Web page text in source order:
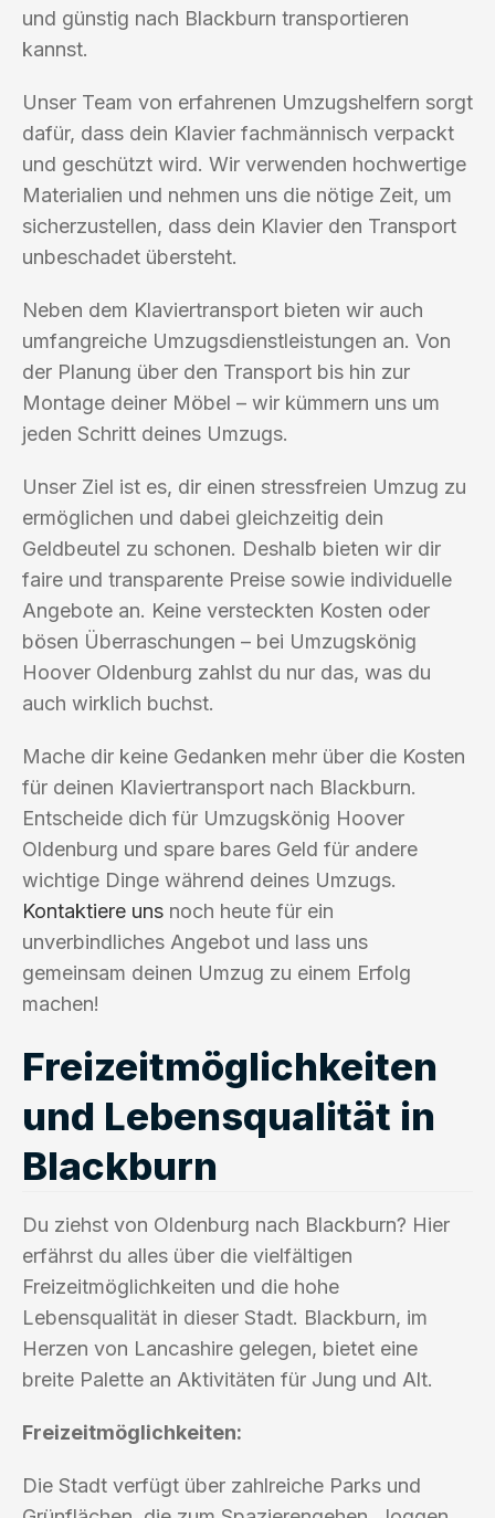
und günstig nach Blackburn transportieren
kannst.
Unser Team von erfahrenen Umzugshelfern sorgt
dafür, dass dein Klavier fachmännisch verpackt
und geschützt wird. Wir verwenden hochwertige
Materialien und nehmen uns die nötige Zeit, um
sicherzustellen, dass dein Klavier den Transport
unbeschadet übersteht.
Neben dem Klaviertransport bieten wir auch
umfangreiche Umzugsdienstleistungen an. Von
der Planung über den Transport bis hin zur
Montage deiner Möbel – wir kümmern uns um
jeden Schritt deines Umzugs.
Unser Ziel ist es, dir einen stressfreien Umzug zu
ermöglichen und dabei gleichzeitig dein
Geldbeutel zu schonen. Deshalb bieten wir dir
faire und transparente Preise sowie individuelle
Angebote an. Keine versteckten Kosten oder
bösen Überraschungen – bei Umzugskönig
Hoover Oldenburg zahlst du nur das, was du
auch wirklich buchst.
Mache dir keine Gedanken mehr über die Kosten
für deinen Klaviertransport nach Blackburn.
Entscheide dich für Umzugskönig Hoover
Oldenburg und spare bares Geld für andere
wichtige Dinge während deines Umzugs.
Kontaktiere uns noch heute für ein
unverbindliches Angebot und lass uns
gemeinsam deinen Umzug zu einem Erfolg
machen!
Freizeitmöglichkeiten
und Lebensqualität in
Blackburn
Du ziehst von Oldenburg nach Blackburn? Hier
erfährst du alles über die vielfältigen
Freizeitmöglichkeiten und die hohe
Lebensqualität in dieser Stadt. Blackburn, im
Herzen von Lancashire gelegen, bietet eine
breite Palette an Aktivitäten für Jung und Alt.
Freizeitmöglichkeiten:
Die Stadt verfügt über zahlreiche Parks und